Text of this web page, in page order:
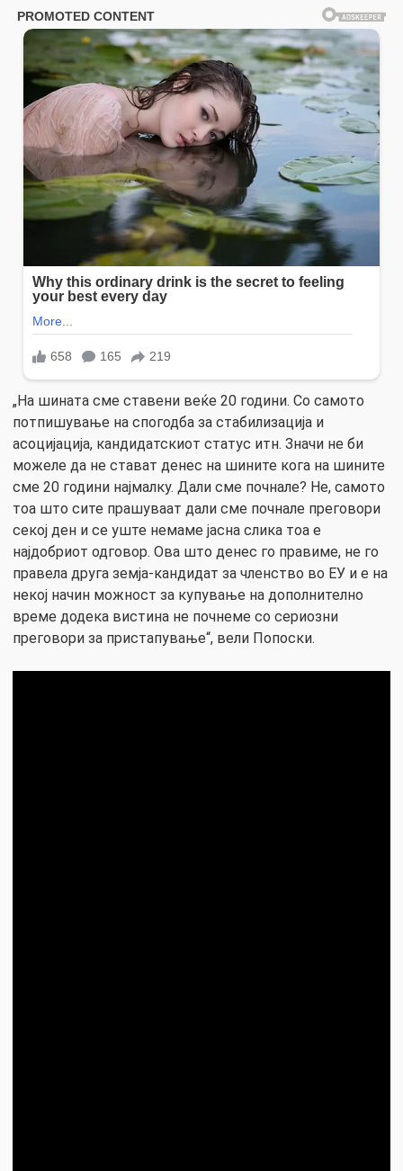
„На шината сме ставени веќе 20 години. Со самото
потпишување на спогодба за стабилизација и
асоцијација, кандидатскиот статус итн. Значи не би
можеле да не стават денес на шините кога на шините
сме 20 години најмалку. Дали сме почнале? Не, самото
тоа што сите прашуваат дали сме почнале преговори
секој ден и се уште немаме јасна слика тоа е
најдобриот одговор. Ова што денес го правиме, не го
правела друга земја-кандидат за членство во ЕУ и е на
некој начин можност за купување на дополнително
време додека вистина не почнеме со сериозни
преговори за пристапување“, вели Попоски.